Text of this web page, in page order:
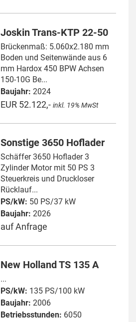
Joskin Trans-KTP 22-50
Brückenmaß: 5.060x2.180 mm
Boden und Seitenwände aus 6
mm Hardox 450 BPW Achsen
150-10G Be...
Baujahr: 2024
EUR 52.122,- inkl. 19% MwSt
Sonstige 3650 Hoflader
Schäffer 3650 Hoflader 3
Zylinder Motor mit 50 PS 3
Steuerkreis und Druckloser
Rücklauf...
PS/kW: 50 PS/37 kW
Baujahr: 2026
auf Anfrage
New Holland TS 135 A
...
PS/kW: 135 PS/100 kW
Baujahr: 2006
Betriebsstunden: 6050